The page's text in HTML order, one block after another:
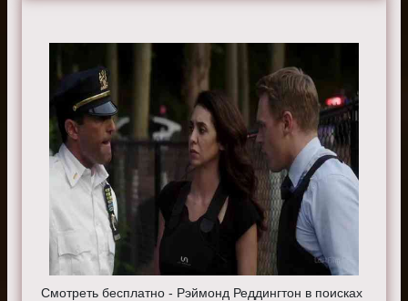
Смотреть бесплатно - Рэймонд Реддингтон в поисках